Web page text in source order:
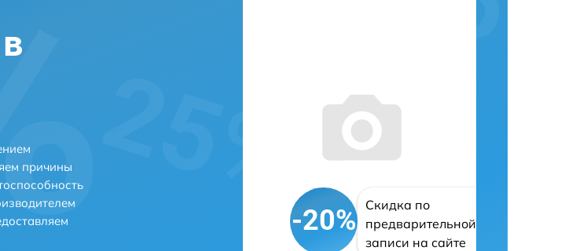
причины
-20%
Скидка по
предварительной
записи на сайте